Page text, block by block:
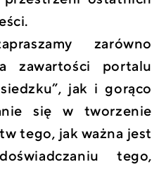
zarówno
zawartości portalu
jak i gorąco
się w tworzenie
tego, jak ważna jest
tego,